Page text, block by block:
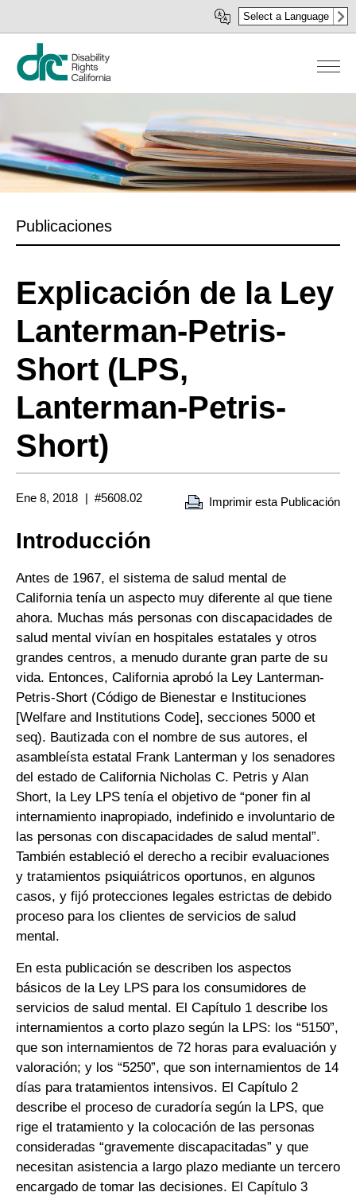
al
contenido
principal
Select a Language
Publicaciones
Explicación de la Ley
Lanterman-Petris-
Short (LPS,
Lanterman-Petris-
Short)
Ene 8, 2018 #5608.02 Imprimir esta Publicación
Introducción
Antes de 1967, el sistema de salud mental de
California tenía un aspecto muy diferente al que tiene
ahora. Muchas más personas con discapacidades de
salud mental vivían en hospitales estatales y otros
grandes centros, a menudo durante gran parte de su
vida. Entonces, California aprobó la Ley Lanterman-
Petris-Short (Código de Bienestar e Instituciones
[Welfare and Institutions Code], secciones 5000 et
seq). Bautizada con el nombre de sus autores, el
asambleísta estatal Frank Lanterman y los senadores
del estado de California Nicholas C. Petris y Alan
Short, la Ley LPS tenía el objetivo de “poner fin al
internamiento inapropiado, indefinido e involuntario de
las personas con discapacidades de salud mental”.
También estableció el derecho a recibir evaluaciones
y tratamientos psiquiátricos oportunos, en algunos
casos, y fijó protecciones legales estrictas de debido
proceso para los clientes de servicios de salud
mental.
En esta publicación se describen los aspectos
básicos de la Ley LPS para los consumidores de
servicios de salud mental. El Capítulo 1 describe los
internamientos a corto plazo según la LPS: los “5150”,
que son internamientos de 72 horas para evaluación y
valoración; y los “5250”, que son internamientos de 14
días para tratamientos intensivos. El Capítulo 2
describe el proceso de curadoría según la LPS, que
rige el tratamiento y la colocación de las personas
consideradas “gravemente discapacitadas” y que
necesitan asistencia a largo plazo mediante un tercero
encargado de tomar las decisiones. El Capítulo 3